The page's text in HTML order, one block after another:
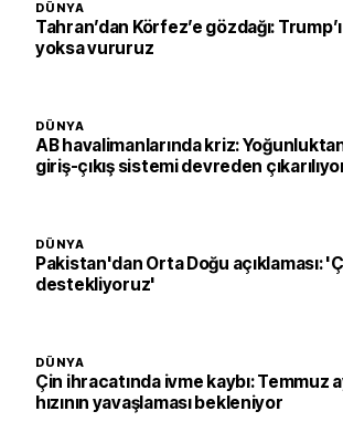
DÜNYA
Tahran’dan Körfez’e gözdağı:
yoksa vururuz
DÜNYA
AB havalimanlarında kriz:
giriş-çıkış sistemi devreden
DÜNYA
Pakistan'dan Orta Doğu açıklaması:
destekliyoruz'
DÜNYA
Çin ihracatında ivme kaybı: Temmuz
hızının yavaşlaması bekleniyor